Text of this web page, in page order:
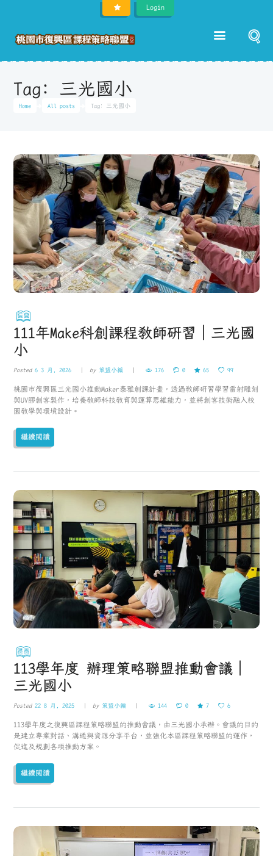
Login
Home All posts Tag: 三光國小
Tag: 三光國小
111年Make科創課程教師研習｜三光國
小
Posted6 3 月, 2026 by 策盟小編 176 0 65 99
桃園市復興區三光國小推動Maker泰雅創課計畫，透過教師研習學習雷射雕刻
與UV膠創客製作，培養教師科技教育與運算思維能力，並將創客技術融入校
園教學與環境設計。
繼續閱讀
113學年度 辦理策略聯盟推動會議｜
三光國小
Posted22 8 月, 2025 by 策盟小編 144 0 7 6
113學年度之復興區課程策略聯盟的推動會議，由三光國小承辦。會議的目的
是建立專業對話、溝通與資源分享平台，並強化本區課程策略聯盟的運作，
促進及規劃各項推動方案。
繼續閱讀